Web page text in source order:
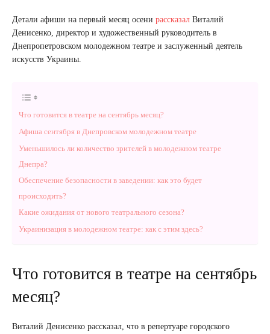
Детали афиши на первый месяц осени рассказал Виталий
Денисенко, директор и художественный руководитель в
Днепропетровском молодежном театре и заслуженный деятель
искусств Украины.
Что готовится в театре на сентябрь месяц?
Афиша сентября в Днепровском молодежном театре
Уменьшилось ли количество зрителей в молодежном театре
Днепра?
Обеспечение безопасности в заведении: как это будет
происходить?
Какие ожидания от нового театрального сезона?
Украинизация в молодежном театре: как с этим здесь?
Что готовится в театре на сентябрь
месяц?
Виталий Денисенко рассказал, что в репертуаре городского